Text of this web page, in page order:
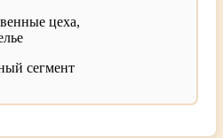
цеха,
сегмент